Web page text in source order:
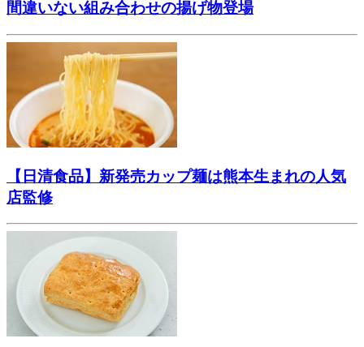
間違いない組み合わせの揚げ物登場
【日清食品】新発売カップ麺は熊本生まれの人気
店監修